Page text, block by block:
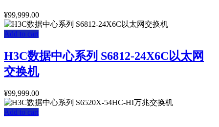
¥99,999.00
Add to cart
H3C数据中心系列 S6812-24X6C以太网
交换机
¥99,999.00
Add to cart